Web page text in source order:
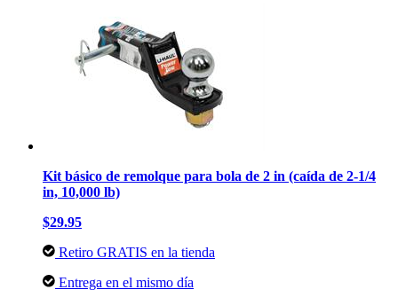
Kit básico de remolque para bola de 2 in (caída de 2-1/4
in, 10,000 lb)
$29.95
Retiro GRATIS en la tienda
Entrega en el mismo día